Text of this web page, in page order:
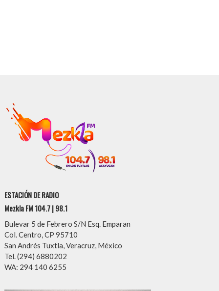
ESTACIÓN DE RADIO
Mezkla FM 104.7 | 98.1
Bulevar 5 de Febrero S/N Esq. Emparan
Col. Centro, CP 95710
San Andrés Tuxtla, Veracruz, México
Tel. (294) 6880202
WA: 294 140 6255